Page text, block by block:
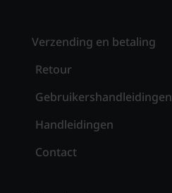
Verzending en betaling
Retour
Gebruikershandleidingen
Handleidingen
Contact